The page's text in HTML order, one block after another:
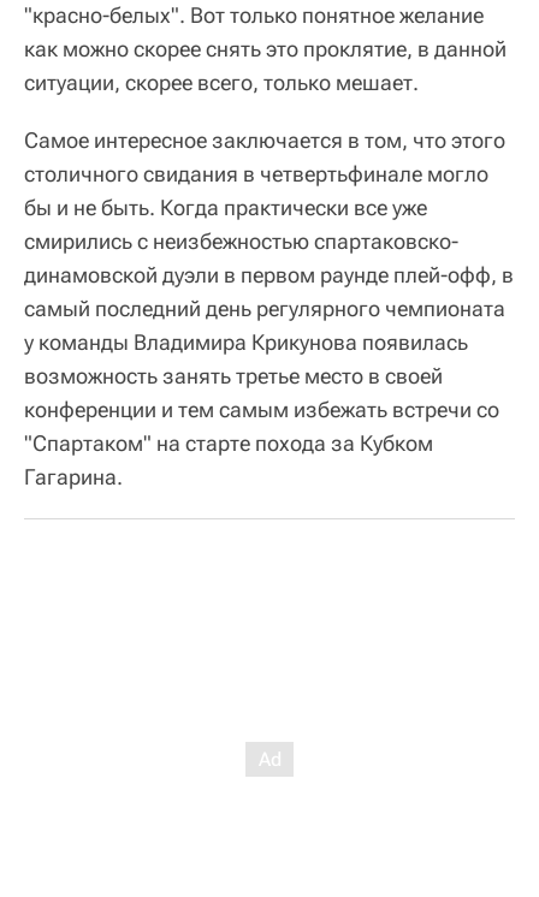
"красно-белых". Вот только понятное желание
как можно скорее снять это проклятие, в данной
ситуации, скорее всего, только мешает.
Самое интересное заключается в том, что этого
столичного свидания в четвертьфинале могло
бы и не быть. Когда практически все уже
смирились с неизбежностью спартаковско-
динамовской дуэли в первом раунде плей-офф, в
самый последний день регулярного чемпионата
у команды Владимира Крикунова появилась
возможность занять третье место в своей
конференции и тем самым избежать встречи со
"Спартаком" на старте похода за Кубком
Гагарина.